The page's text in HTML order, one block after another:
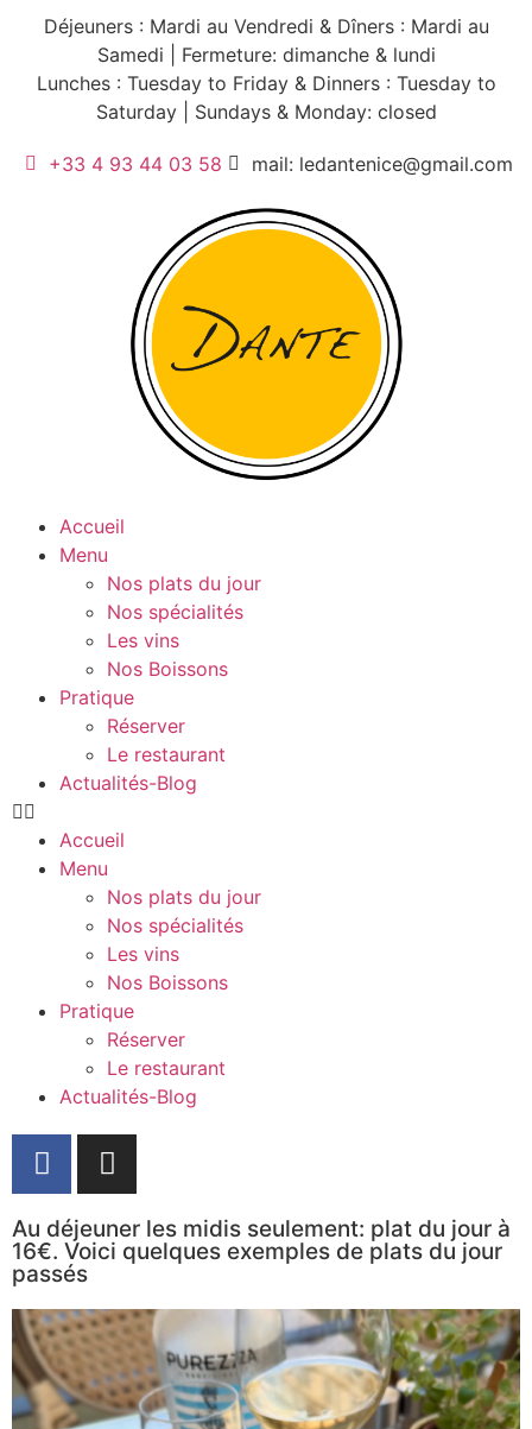
Déjeuners : Mardi au Vendredi & Dîners : Mardi au
Samedi | Fermeture: dimanche & lundi
Lunches : Tuesday to Friday & Dinners : Tuesday to
Saturday | Sundays & Monday: closed
+33 4 93 44 03 58 mail: ledantenice@gmail.com
Accueil
Menu
Nos plats du jour
Nos spécialités
Les vins
Nos Boissons
Pratique
Réserver
Le restaurant
Actualités-Blog
Accueil
Menu
Nos plats du jour
Nos spécialités
Les vins
Nos Boissons
Pratique
Réserver
Le restaurant
Actualités-Blog
Au déjeuner les midis seulement: plat du jour à
16€. Voici quelques exemples de plats du jour
passés